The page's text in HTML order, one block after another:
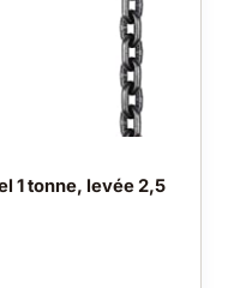
1 tonne, levée 2,5